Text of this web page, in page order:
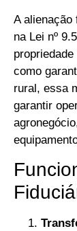
A alienação
na Lei nº
como
rural, essa
garantir